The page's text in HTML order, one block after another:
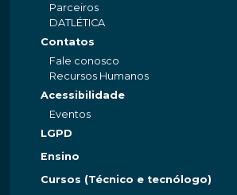
Parceiros
DATLÉTICA
Contatos
Fale conosco
Recursos Humanos
Acessibilidade
Eventos
LGPD
Ensino
Cursos (Técnico e tecnólogo)